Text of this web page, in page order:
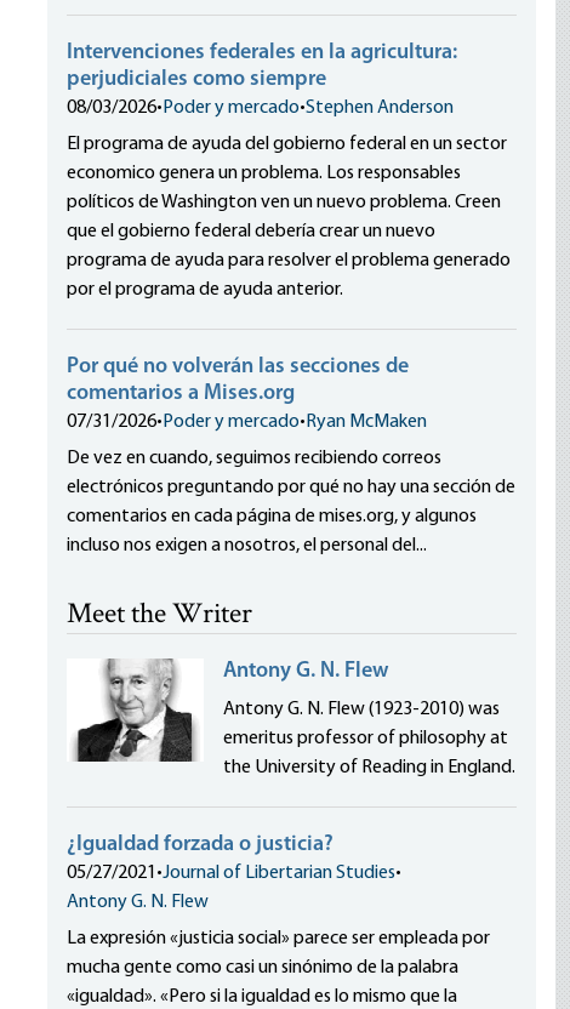
Intervenciones federales en la agricultura:
perjudiciales como siempre
08/03/2026• Poder y mercado•Stephen Anderson
El programa de ayuda del gobierno federal en un sector
economico genera un problema. Los responsables
políticos de Washington ven un nuevo problema. Creen
que el gobierno federal debería crear un nuevo
programa de ayuda para resolver el problema generado
por el programa de ayuda anterior.
Por qué no volverán las secciones de
comentarios a Mises.org
07/31/2026• Poder y mercado• Ryan McMaken
De vez en cuando, seguimos recibiendo correos
electrónicos preguntando por qué no hay una sección de
comentarios en cada página de mises.org, y algunos
incluso nos exigen a nosotros, el personal del...
Meet the Writer
Antony G. N. Flew
Antony G. N. Flew (1923-2010) was
emeritus professor of philosophy at
the University of Reading in England.
¿Igualdad forzada o justicia?
05/27/2021 •Journal of Libertarian Studies•
Antony G. N. Flew
La expresión «justicia social» parece ser empleada por
mucha gente como casi un sinónimo de la palabra
«igualdad». «Pero si la igualdad es lo mismo que la